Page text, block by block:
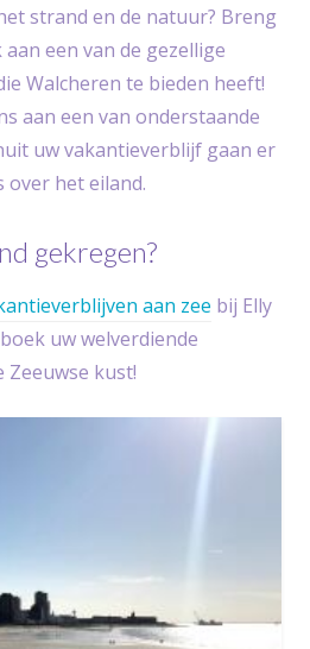
strand en de natuur? Breng
een van de gezellige
Walcheren te bieden heeft!
aan een van onderstaande
uw vakantieverblijf gaan er
over het eiland.
gekregen?
aan zee bij Elly
uw welverdiende
Zeeuwse kust!